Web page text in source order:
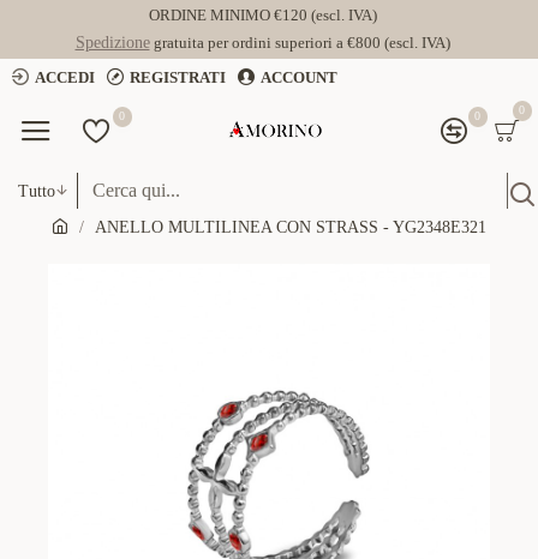
ORDINE MINIMO €120 (escl. IVA)
Spedizionegratuita per ordini superiori a €800 (escl. IVA)
ACCEDI
REGISTRATI ACCOUNT
0 0 0
Tutto
ANELLO MULTILINEA CON STRASS - YG2348E321